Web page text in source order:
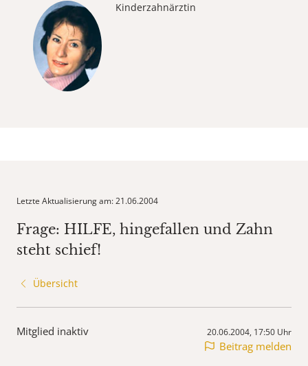
Kinderzahnärztin
Letzte Aktualisierung am: 21.06.2004
Frage: HILFE, hingefallen und Zahn
steht schief!
Übersicht
Mitglied inaktiv 20.06.2004, 17:50 Uhr
Beitrag melden